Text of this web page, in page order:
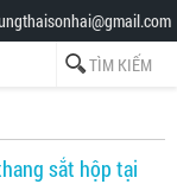
sắt hộp tại